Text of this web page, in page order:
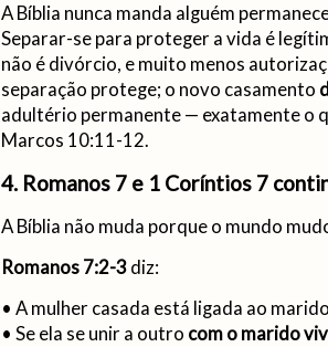
A Bíblia nunca manda alguém
Separar-se para proteger a vida é
não é divórcio, e muito menos
separação protege; o novo casamento
adultério permanente — exatamente o
Marcos 10:11-12.
4. Romanos 7 e 1 Coríntios 7
A Bíblia não muda porque o mundo
Romanos 7:2-3diz:
• A mulher casada está ligada ao
• Se ela se unir a outro com o marido